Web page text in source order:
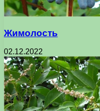
Жимолость
02.12.2022